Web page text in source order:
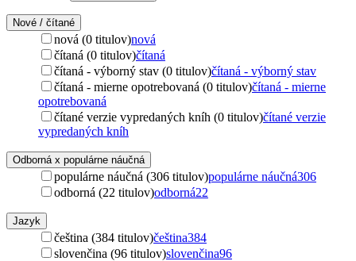
Nové / čítané
nová (0 titulov)nová
čítaná (0 titulov)čítaná
čítaná - výborný stav (0 titulov)čítaná - výborný stav
čítaná - mierne opotrebovaná (0 titulov)čítaná - mierne
opotrebovaná
čítané verzie vypredaných kníh (0 titulov)čítané verzie
vypredaných kníh
Odborná x populárne náučná
populárne náučná (306 titulov)populárne náučná306
odborná (22 titulov)odborná22
Jazyk
čeština (384 titulov)čeština384
slovenčina (96 titulov)slovenčina96